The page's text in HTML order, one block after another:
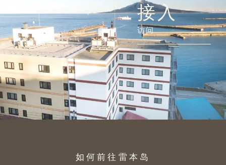
接入
访问
如何前往雷本岛